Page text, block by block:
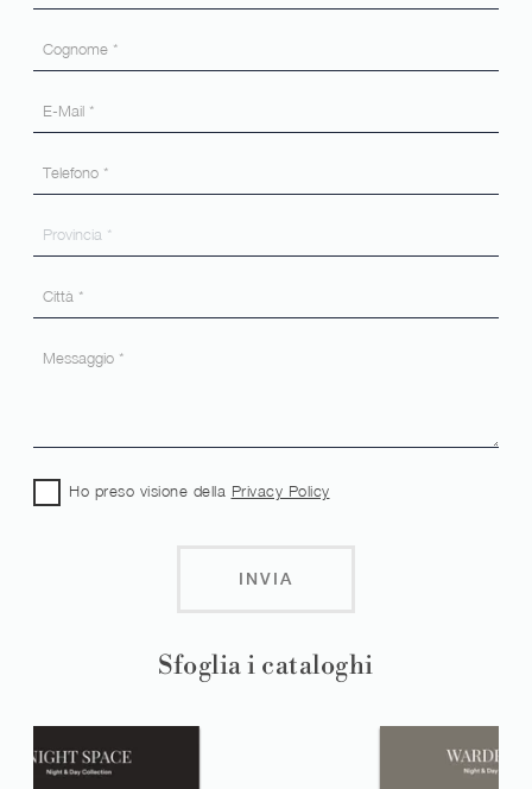
Sfoglia i cataloghi
Ho preso visione della Privacy Policy
INVIA